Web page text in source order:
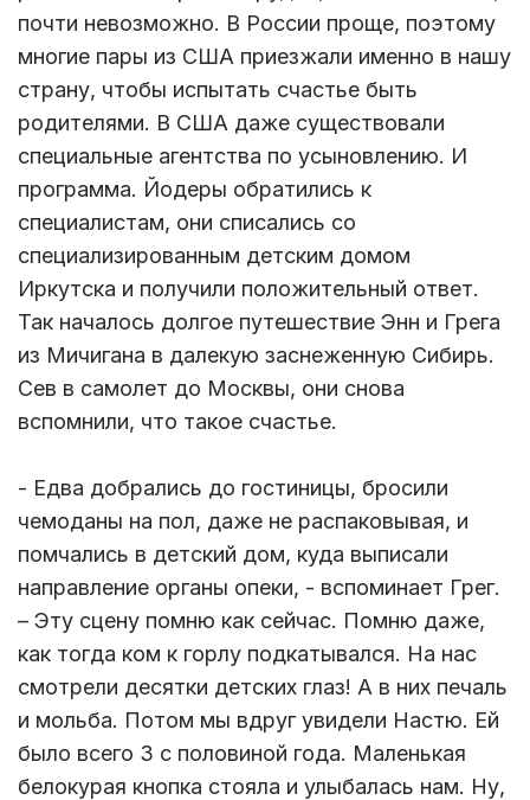
почти невозможно. В России проще, поэтому
многие пары из США приезжали именно в нашу
страну, чтобы испытать счастье быть
родителями. В США даже существовали
специальные агентства по усыновлению. И
программа. Йодеры обратились к
специалистам, они списались со
специализированным детским домом
Иркутска и получили положительный ответ.
Так началось долгое путешествие Энн и Грега
из Мичигана в далекую заснеженную Сибирь.
Сев в самолет до Москвы, они снова
вспомнили, что такое счастье.
- Едва добрались до гостиницы, бросили
чемоданы на пол, даже не распаковывая, и
помчались в детский дом, куда выписали
направление органы опеки, - вспоминает Грег.
– Эту сцену помню как сейчас. Помню даже,
как тогда ком к горлу подкатывался. На нас
смотрели десятки детских глаз! А в них печаль
и мольба. Потом мы вдруг увидели Настю. Ей
было всего 3 с половиной года. Маленькая
белокурая кнопка стояла и улыбалась нам. Ну,